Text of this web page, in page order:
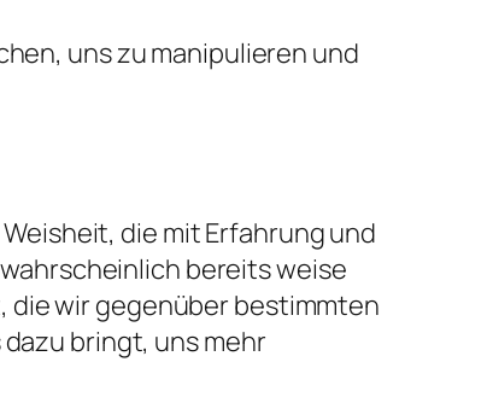
uns zu manipulieren und
die mit Erfahrung und
bereits weise
die wir gegenüber bestimmten
bringt, uns mehr